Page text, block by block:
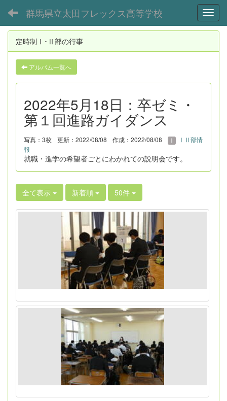
群馬県立太田フレックス高等学校
定時制Ⅰ･Ⅱ部の行事
アルバム一覧へ
2022年5月18日：卒ゼミ・
第１回進路ガイダンス
写真：3枚 更新：2022/08/08 作成：2022/08/08
ⅠⅡ部情
報
就職・進学の希望者ごとにわかれての説明会です。
全て表示 新着順 50件